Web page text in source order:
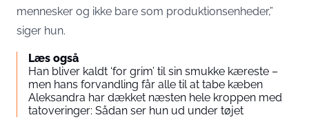
mennesker og ikke bare som produktionsenheder,”
siger hun.
Læs også
Han bliver kaldt ‘for grim’ til sin smukke kæreste –
men hans forvandling får alle til at tabe kæben
Aleksandra har dækket næsten hele kroppen med
tatoveringer: Sådan ser hun ud under tøjet